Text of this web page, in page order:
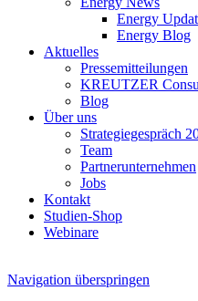
Energy
Energy Blog
Aktuelles
Pressemitteilungen
KREUTZER
Blog
Über uns
Strategiegespräch
Team
Partnerunternehmen
Jobs
Kontakt
Studien-Shop
Webinare
Navigation überspringen